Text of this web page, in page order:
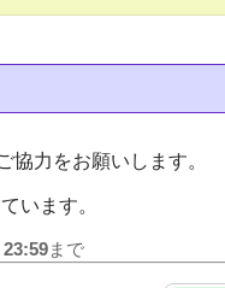
協力をお願いします。
います。
23:59まで